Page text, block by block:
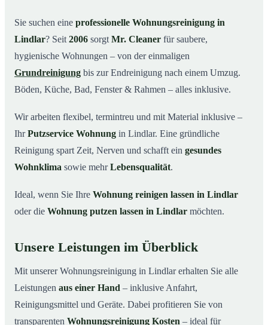
03Warum Mr. Cleaner in Lindlar?
04So funktioniert’s
05Typische Anlässe für eine Wohnungsreinigung
08So reinigen unsere Profis Ihre Wohnung in Lindlar
Sie suchen eine professionelle Wohnungsreinigung in
Lindlar? Seit 2006 sorgt Mr. Cleaner für saubere,
hygienische Wohnungen – von der einmaligen
Grundreinigung bis zur Endreinigung nach einem Umzug.
Böden, Küche, Bad, Fenster & Rahmen – alles inklusive.
Wir arbeiten flexibel, termintreu und mit Material inklusive –
IhrPutzservice Wohnung in Lindlar. Eine gründliche
Reinigung spart Zeit, Nerven und schafft ein gesundes
Wohnklima sowie mehrLebensqualität.
Ideal, wenn Sie Ihre Wohnung reinigen lassen in Lindlar
oder die Wohnung putzen lassen in Lindlar möchten.
Unsere Leistungen im Überblick
Mit unserer Wohnungsreinigung in Lindlar erhalten Sie alle
Leistungen aus einer Hand – inklusive Anfahrt,
Reinigungsmittel und Geräte. Dabei profitieren Sie von
transparenten Wohnungsreinigung Kosten – ideal für